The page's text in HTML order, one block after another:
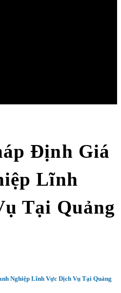
Định Giá
Lĩnh
Tại Quảng
Nghiệp Lĩnh Vực Dịch Vụ Tại Quảng